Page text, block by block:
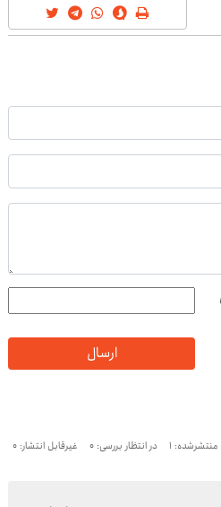
ارسال
منتشرشده: 1 در انتظار بررسی: 0 غیرقابل انتشار: 0